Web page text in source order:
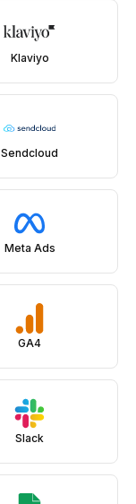
Klaviyo
Sendcloud
Meta Ads
GA4
Slack